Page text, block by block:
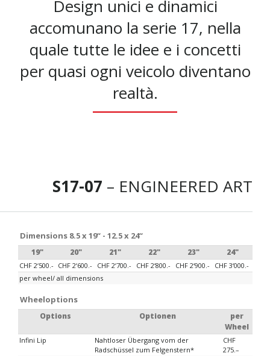
Design unici e dinamici
accomunano la serie 17, nella
quale tutte le idee e i concetti
per quasi ogni veicolo diventano
realtà.
S17-07 – ENGINEERED ART
Dimensions 8.5 x 19“ - 12.5 x 24“
19" 20" 21" 22" 23" 24"
CHF 2‘500.- CHF 2‘600.- CHF 2‘700.- CHF 2‘800.- CHF 2‘900.-
CHF 3‘000.-
per wheel/ all dimensions
Wheeloptions
Options Optionen
per
Wheel
Infini Lip
Nahtloser Übergang vom der
Radschüssel zum Felgenstern*
CHF
275.–